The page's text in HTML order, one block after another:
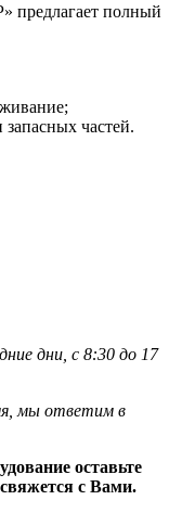
предлагает полный
частей.
дни, с 8:30 до 17
мы ответим в
оставьте
с Вами.